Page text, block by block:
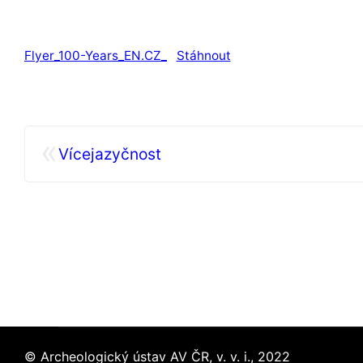
Flyer_100-Years_EN.CZ_ Stáhnout
Vícejazyčnost
© Archeologický ústav AV ČR, v. v. i., 2022